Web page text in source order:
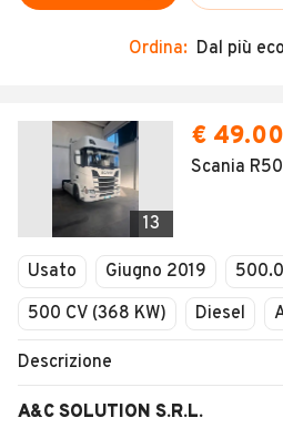
Moto
Camper
Veicoli Commerciali
Concessionari
Ordina: Dal più
13
€
Scania
Usato Giugno 2019
500 CV (368 KW)
Diesel
Descrizione
A&C SOLUTION S.R.L.